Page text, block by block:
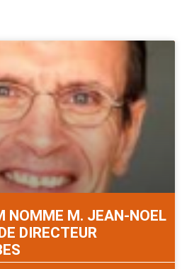
NOMME M. JEAN-NOEL
DIRECTEUR